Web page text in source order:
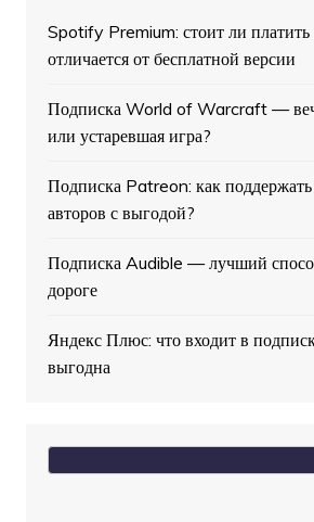
Spotify Premium: стоит ли
отличается от бесплатной версии
Подписка World of Warcraft —
или устаревшая игра?
Подписка Patreon: как
авторов с выгодой?
Подписка Audible — лучший
дороге
Яндекс Плюс: что входит в
выгодна